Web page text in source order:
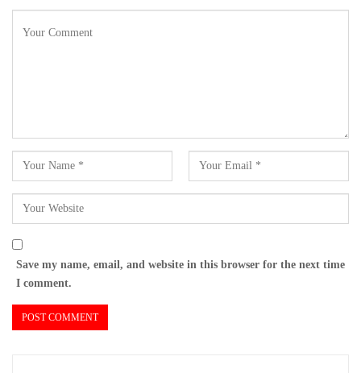
Save my name, email, and website in this browser for the next time
I comment.